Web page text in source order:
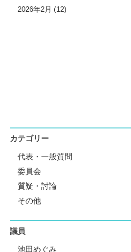
2026年2月 (12)
カテゴリー
代表・一般質問
委員会
質疑・討論
その他
議員
池田めぐみ